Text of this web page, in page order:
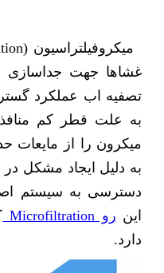
غشاها جهت جداسازی
تصفیه اب عملکرد
میکرون را از مایعات
به دلیل ایجاد مشکل در
دسترسی به سیستم
این رو Microfiltration
دارد.